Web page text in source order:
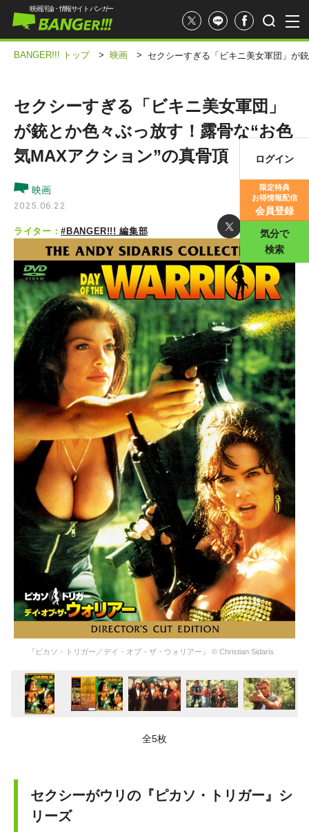
映画評論・情報サイト バンガー
ログイン
限定特典
お得情報配信
会員登録
気分で
検索
BANGER!!! トップ > 映画 > セクシーすぎる「ビキニ美女軍団」が
セクシーすぎる「ビキニ美女軍団」
が銃とか色々ぶっ放す！露骨な“お色
気MAXアクション”の真骨頂
映画
2025.06.22
ライター：#BANGER!!! 編集部
『ピカソ・トリガー／デイ・オブ・ザ・ウォリアー』 © Christian Sidaris
全5枚
セクシーがウリの『ピカソ・トリガー』シ
リーズ